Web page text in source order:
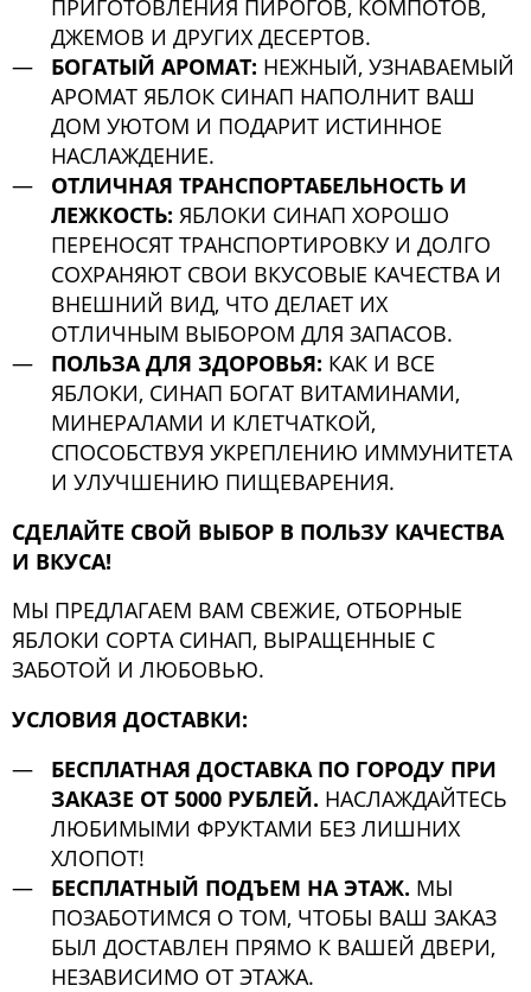
ПРИГОТОВЛЕНИЯ ПИРОГОВ, КОМПОТОВ,
ДЖЕМОВ И ДРУГИХ ДЕСЕРТОВ.
БОГАТЫЙ АРОМАТ: НЕЖНЫЙ, УЗНАВАЕМЫЙ
АРОМАТ ЯБЛОК СИНАП НАПОЛНИТ ВАШ
ДОМ УЮТОМ И ПОДАРИТ ИСТИННОЕ
НАСЛАЖДЕНИЕ.
ОТЛИЧНАЯ ТРАНСПОРТАБЕЛЬНОСТЬ И
ЛЕЖКОСТЬ: ЯБЛОКИ СИНАП ХОРОШО
ПЕРЕНОСЯТ ТРАНСПОРТИРОВКУ И ДОЛГО
СОХРАНЯЮТ СВОИ ВКУСОВЫЕ КАЧЕСТВА И
ВНЕШНИЙ ВИД, ЧТО ДЕЛАЕТ ИХ
ОТЛИЧНЫМ ВЫБОРОМ ДЛЯ ЗАПАСОВ.
ПОЛЬЗА ДЛЯ ЗДОРОВЬЯ: КАК И ВСЕ
ЯБЛОКИ, СИНАП БОГАТ ВИТАМИНАМИ,
МИНЕРАЛАМИ И КЛЕТЧАТКОЙ,
СПОСОБСТВУЯ УКРЕПЛЕНИЮ ИММУНИТЕТА
И УЛУЧШЕНИЮ ПИЩЕВАРЕНИЯ.
СДЕЛАЙТЕ СВОЙ ВЫБОР В ПОЛЬЗУ КАЧЕСТВА
И ВКУСА!
МЫ ПРЕДЛАГАЕМ ВАМ СВЕЖИЕ, ОТБОРНЫЕ
ЯБЛОКИ СОРТА СИНАП, ВЫРАЩЕННЫЕ С
ЗАБОТОЙ И ЛЮБОВЬЮ.
УСЛОВИЯ ДОСТАВКИ:
БЕСПЛАТНАЯ ДОСТАВКА ПО ГОРОДУ ПРИ
ЗАКАЗЕ ОТ 5000 РУБЛЕЙ. НАСЛАЖДАЙТЕСЬ
ЛЮБИМЫМИ ФРУКТАМИ БЕЗ ЛИШНИХ
ХЛОПОТ!
БЕСПЛАТНЫЙ ПОДЪЕМ НА ЭТАЖ. МЫ
ПОЗАБОТИМСЯ О ТОМ, ЧТОБЫ ВАШ ЗАКАЗ
БЫЛ ДОСТАВЛЕН ПРЯМО К ВАШЕЙ ДВЕРИ,
НЕЗАВИСИМО ОТ ЭТАЖА.